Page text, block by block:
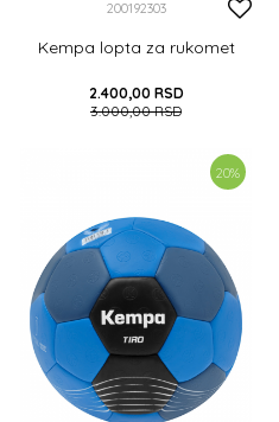
200192303
Kempa lopta za rukomet
2.400,00 RSD
3.000,00RSD
DODAJ U KORPU
20%